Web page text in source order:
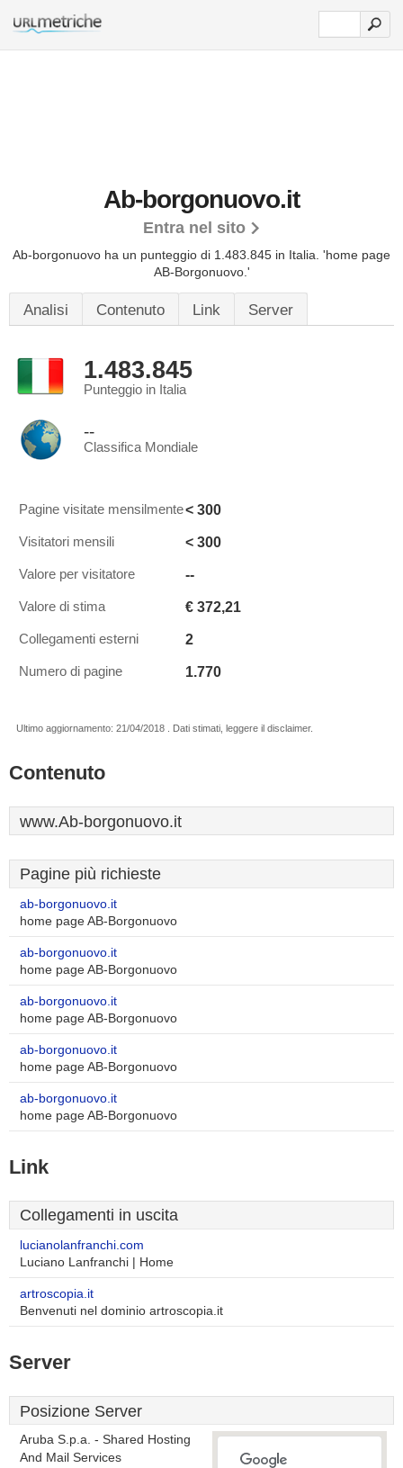
Ab-borgonuovo.it
Entra nel sito
Ab-borgonuovo ha un punteggio di 1.483.845 in Italia. 'home page
AB-Borgonuovo.'
Analisi Contenuto Link Server
1.483.845
Punteggio in Italia
--
Classifica Mondiale
Pagine visitate mensilmente< 300
Visitatori mensili < 300
Valore per visitatore --
Valore di stima € 372,21
Collegamenti esterni 2
Numero di pagine 1.770
Ultimo aggiornamento: 21/04/2018 . Dati stimati, leggere il disclaimer.
Contenuto
www.Ab-borgonuovo.it
Pagine più richieste
ab-borgonuovo.it
home page AB-Borgonuovo
ab-borgonuovo.it
home page AB-Borgonuovo
ab-borgonuovo.it
home page AB-Borgonuovo
ab-borgonuovo.it
home page AB-Borgonuovo
ab-borgonuovo.it
home page AB-Borgonuovo
Link
Collegamenti in uscita
lucianolanfranchi.com
Luciano Lanfranchi | Home
artroscopia.it
Benvenuti nel dominio artroscopia.it
Server
Posizione Server
Aruba S.p.a. - Shared Hosting
And Mail Services